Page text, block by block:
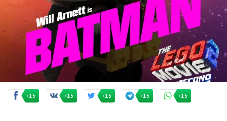
+15 +15 +15 +15 +15